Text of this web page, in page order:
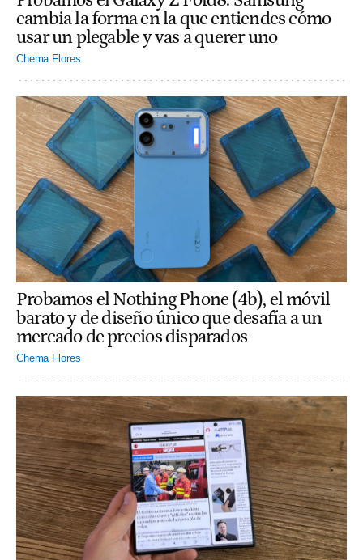
cambia la forma en la que entiendes cómo
usar un plegable y vas a querer uno
Chema Flores
Probamos el Nothing Phone (4b), el móvil
barato y de diseño único que desafía a un
mercado de precios disparados
Chema Flores